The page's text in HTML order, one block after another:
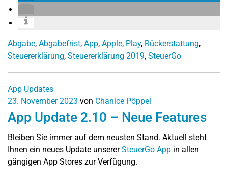
Abgabe, Abgabefrist, App, Apple, Play, Rückerstattung,
Steuererklärung, Steuererklärung 2019, SteuerGo
App Updates
23. November 2023 von Chanice Pöppel
App Update 2.10 – Neue Features
Bleiben Sie immer auf dem neusten Stand. Aktuell steht
Ihnen ein neues Update unsererSteuerGo App in allen
gängigen App Stores zur Verfügung.